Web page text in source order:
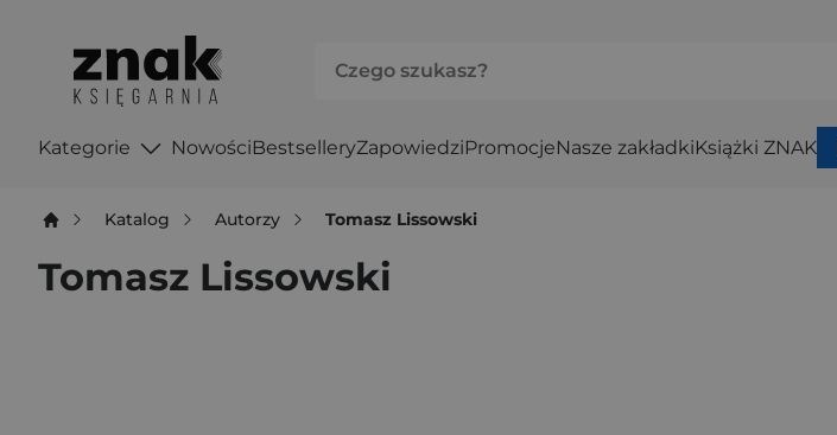
Kategorie NowościBestselleryZapowiedziPromocjeNasze zakładkiKsiążki ZNAK
Katalog Autorzy Tomasz Lissowski
Tomasz Lissowski